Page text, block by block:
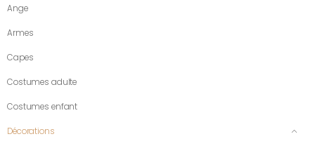
Ange
Armes
Capes
Costumes adulte
Costumes enfant
Décorations